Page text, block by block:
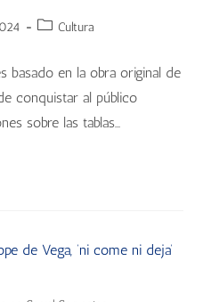
Cultura
basado en la obra original de
conquistar al público
sobre las tablas…